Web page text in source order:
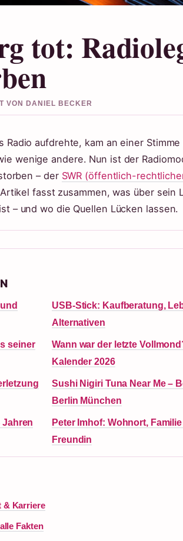
tot:
VON DANIEL BECKER
aufdrehte, kam an einer
wenige andere. Nun ist der
– der SWR (öffentlich-
fasst zusammen, was über sein
– und wo die Quellen Lücken lassen.
USB-Stick: Kaufberatung,
Alternativen
seiner
Wann war der letzte
Kalender 2026
Sushi Nigiri Tuna Near Me –
Berlin München
Jahren
Peter Imhof: Wohnort,
Freundin
& Karriere
Fakten